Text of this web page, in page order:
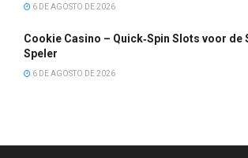
6 DE AGOSTO DE 2026
Cookie Casino – Quick‑Spin Slots voor de
Speler
6 DE AGOSTO DE 2026